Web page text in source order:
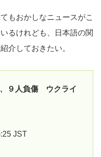
もおかしなニュースがこ
るけれども、日本語の関
介しておきたい。
９人負傷 ウクライ
JST